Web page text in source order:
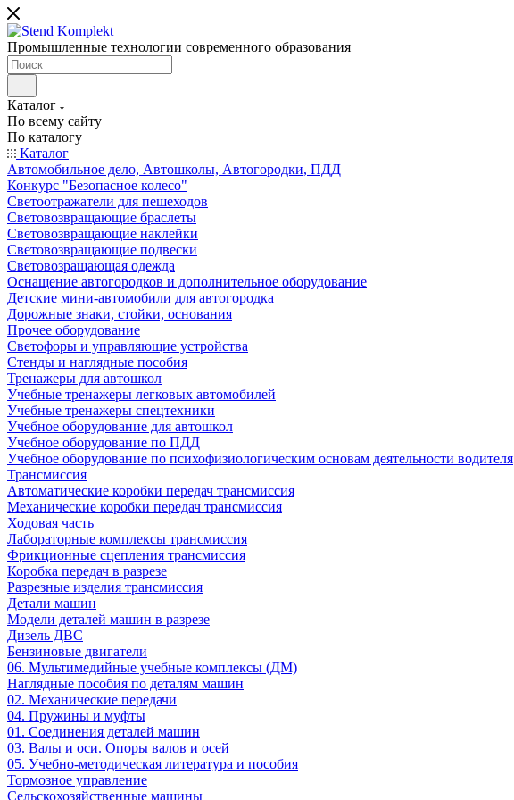
Промышленные технологии современного образования
Каталог
По всему сайту
По каталогу
Каталог
Автомобильное дело, Автошколы, Автогородки, ПДД
Конкурс "Безопасное колесо"
Светоотражатели для пешеходов
Световозвращающие браслеты
Световозвращающие наклейки
Световозвращающие подвески
Световозращающая одежда
Оснащение автогородков и дополнительное оборудование
Детские мини-автомобили для автогородка
Дорожные знаки, стойки, основания
Прочее оборудование
Светофоры и управляющие устройства
Стенды и наглядные пособия
Тренажеры для автошкол
Учебные тренажеры легковых автомобилей
Учебные тренажеры спецтехники
Учебное оборудование для автошкол
Учебное оборудование по ПДД
Учебное оборудование по психофизиологическим основам деятельности водителя
Трансмиссия
Автоматические коробки передач трансмиссия
Механические коробки передач трансмиссия
Ходовая часть
Лабораторные комплексы трансмиссия
Фрикционные сцепления трансмиссия
Коробка передач в разрезе
Разрезные изделия трансмиссия
Детали машин
Модели деталей машин в разрезе
Дизель ДВС
Бензиновые двигатели
06. Мультимедийные учебные комплексы (ДМ)
Наглядные пособия по деталям машин
02. Механические передачи
04. Пружины и муфты
01. Соединения деталей машин
03. Валы и оси. Опоры валов и осей
05. Учебно-методическая литература и пособия
Тормозное управление
Сельскохозяйственные машины